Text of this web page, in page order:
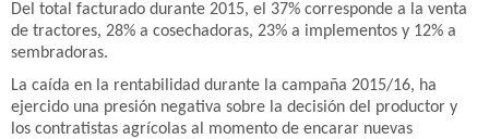
Del total facturado durante 2015, el 37% corresponde a la venta
de tractores, 28% a cosechadoras, 23% a implementos y 12% a
sembradoras.
La caída en la rentabilidad durante la campaña 2015/16, ha
ejercido una presión negativa sobre la decisión del productor y
los contratistas agrícolas al momento de encarar nuevas